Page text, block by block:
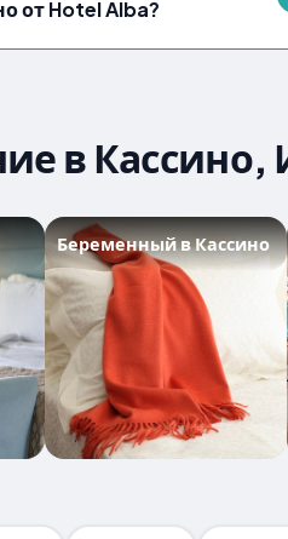
от Hotel Alba?
в Кассино,
Беременный в Кассино